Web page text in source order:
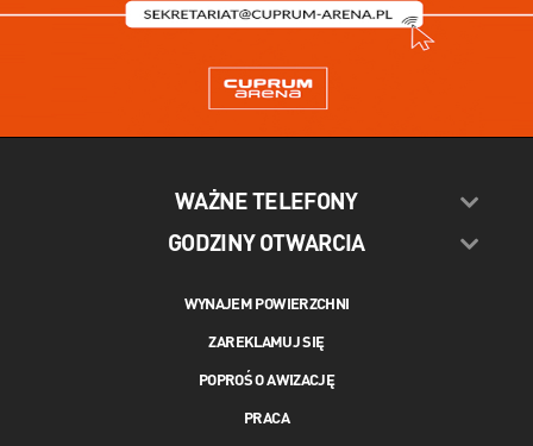
WAŻNE TELEFONY
GODZINY OTWARCIA
WYNAJEM POWIERZCHNI
ZAREKLAMUJ SIĘ
POPROŚ O AWIZACJĘ
PRACA